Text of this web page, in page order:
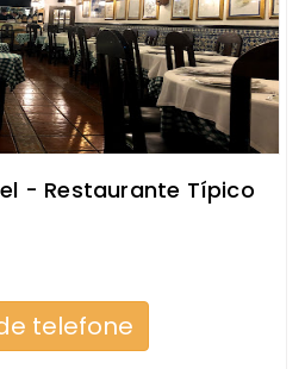
- Restaurante Típico
telefone